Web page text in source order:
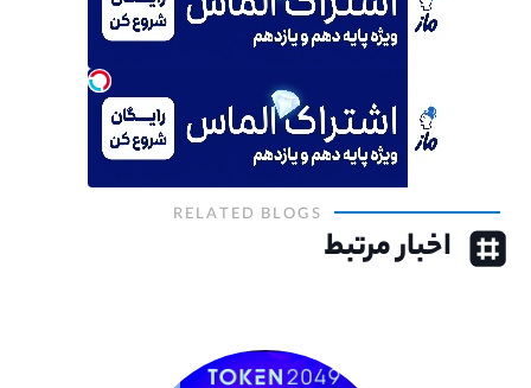
RELATED BLOGS
اخبار مرتبط